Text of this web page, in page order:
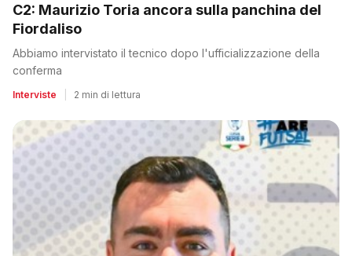
C2: Maurizio Toria ancora sulla panchina del
Fiordaliso
Abbiamo intervistato il tecnico dopo l'ufficializzazione della
conferma
Interviste 2 min di lettura